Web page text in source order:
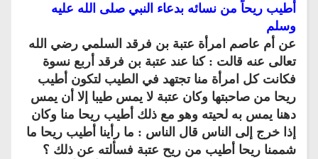
أطيب ريحاً من نسائه بدعاء النبي صلى الله عليه
وسلم
عن أم عاصم امرأة عتبة بن فرقد السلمي رضي الله
تعالى عنه قالت : كنا عند عتبة بن فرقد أربع نسوة
فكانت كل امرأة منا تجتهد في الطيب لتكون أطيب
ريحا من صاحبتها وكان عتبة لا يمس طيبا إلا أن يمس
دهنا يمس به لحيته وهو مع ذلك أطيب ريحا منا وكان
إذا خرج إلى الناس قال الناس : ما رأينا أطيب ريحا ما
شممنا ريحا أطيب من ريح عتبة فسألته عن ذلك ؟